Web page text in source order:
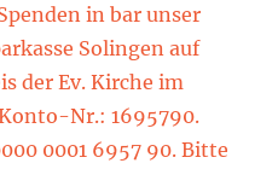
in bar unser
Solingen auf
der Ev. Kirche im
Nr.: 1695790.
0001 6957 90. Bitte